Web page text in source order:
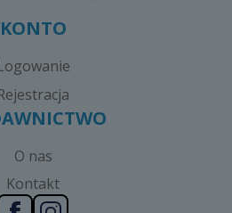
KONTO
O nas
Kontakt